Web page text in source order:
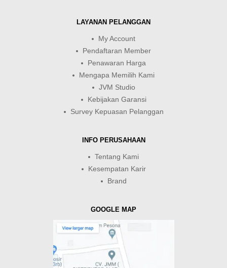
LAYANAN PELANGGAN
My Account
Pendaftaran Member
Penawaran Harga
Mengapa Memilih Kami
JVM Studio
Kebijakan Garansi
Survey Kepuasan Pelanggan
INFO PERUSAHAAN
Tentang Kami
Kesempatan Karir
Brand
GOOGLE MAP